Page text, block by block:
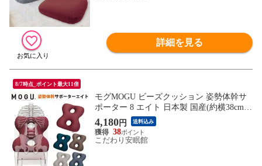
詳細を見る
8/7時点_ポイント最大11倍
モグMOGU ビーズクッション 姿勢体幹サ
ポーター 8 エイト 日本製 国産(約横38cm×
縦45cm×高さ12cm シルバーグレー)【10I-E
IGHT-SGY】
4,180円 送料込み
38
こだわり安眠館